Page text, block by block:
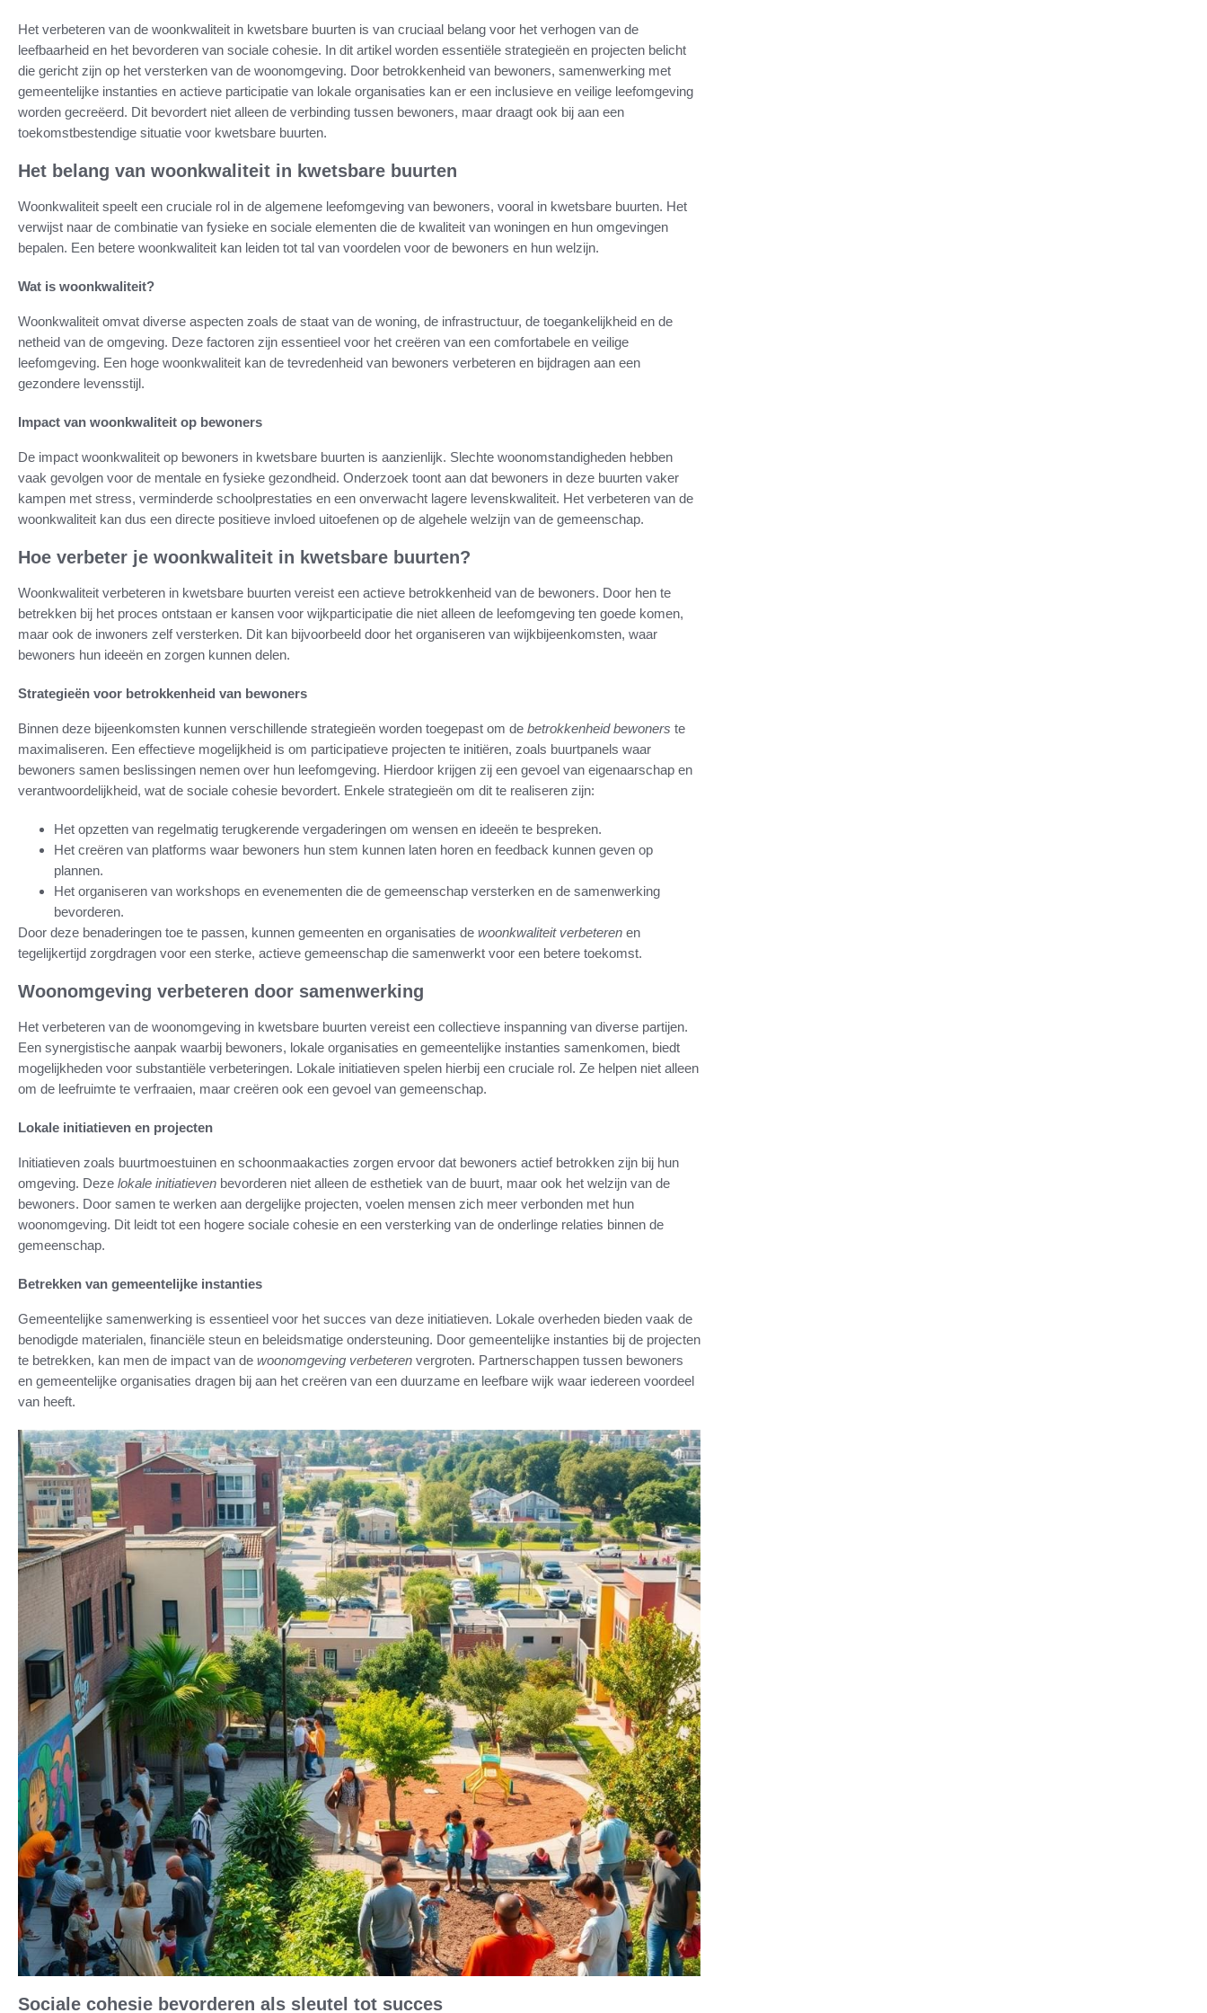
Het verbeteren van de woonkwaliteit in kwetsbare buurten is van cruciaal belang voor het verhogen van de
leefbaarheid en het bevorderen van sociale cohesie. In dit artikel worden essentiële strategieën en projecten belicht
die gericht zijn op het versterken van de woonomgeving. Door betrokkenheid van bewoners, samenwerking met
gemeentelijke instanties en actieve participatie van lokale organisaties kan er een inclusieve en veilige leefomgeving
worden gecreëerd. Dit bevordert niet alleen de verbinding tussen bewoners, maar draagt ook bij aan een
toekomstbestendige situatie voor kwetsbare buurten.
Het belang van woonkwaliteit in kwetsbare buurten
Woonkwaliteit speelt een cruciale rol in de algemene leefomgeving van bewoners, vooral in kwetsbare buurten. Het
verwijst naar de combinatie van fysieke en sociale elementen die de kwaliteit van woningen en hun omgevingen
bepalen. Een betere woonkwaliteit kan leiden tot tal van voordelen voor de bewoners en hun welzijn.
Wat is woonkwaliteit?
Woonkwaliteit omvat diverse aspecten zoals de staat van de woning, de infrastructuur, de toegankelijkheid en de
netheid van de omgeving. Deze factoren zijn essentieel voor het creëren van een comfortabele en veilige
leefomgeving. Een hoge woonkwaliteit kan de tevredenheid van bewoners verbeteren en bijdragen aan een
gezondere levensstijl.
Impact van woonkwaliteit op bewoners
De impact woonkwaliteit op bewoners in kwetsbare buurten is aanzienlijk. Slechte woonomstandigheden hebben
vaak gevolgen voor de mentale en fysieke gezondheid. Onderzoek toont aan dat bewoners in deze buurten vaker
kampen met stress, verminderde schoolprestaties en een onverwacht lagere levenskwaliteit. Het verbeteren van de
woonkwaliteit kan dus een directe positieve invloed uitoefenen op de algehele welzijn van de gemeenschap.
Hoe verbeter je woonkwaliteit in kwetsbare buurten?
Woonkwaliteit verbeteren in kwetsbare buurten vereist een actieve betrokkenheid van de bewoners. Door hen te
betrekken bij het proces ontstaan er kansen voor wijkparticipatie die niet alleen de leefomgeving ten goede komen,
maar ook de inwoners zelf versterken. Dit kan bijvoorbeeld door het organiseren van wijkbijeenkomsten, waar
bewoners hun ideeën en zorgen kunnen delen.
Strategieën voor betrokkenheid van bewoners
Binnen deze bijeenkomsten kunnen verschillende strategieën worden toegepast om de betrokkenheid bewoners te
maximaliseren. Een effectieve mogelijkheid is om participatieve projecten te initiëren, zoals buurtpanels waar
bewoners samen beslissingen nemen over hun leefomgeving. Hierdoor krijgen zij een gevoel van eigenaarschap en
verantwoordelijkheid, wat de sociale cohesie bevordert. Enkele strategieën om dit te realiseren zijn:
Het opzetten van regelmatig terugkerende vergaderingen om wensen en ideeën te bespreken.
Het creëren van platforms waar bewoners hun stem kunnen laten horen en feedback kunnen geven op
plannen.
Het organiseren van workshops en evenementen die de gemeenschap versterken en de samenwerking
bevorderen.
Door deze benaderingen toe te passen, kunnen gemeenten en organisaties de woonkwaliteit verbeteren en
tegelijkertijd zorgdragen voor een sterke, actieve gemeenschap die samenwerkt voor een betere toekomst.
Woonomgeving verbeteren door samenwerking
Het verbeteren van de woonomgeving in kwetsbare buurten vereist een collectieve inspanning van diverse partijen.
Een synergistische aanpak waarbij bewoners, lokale organisaties en gemeentelijke instanties samenkomen, biedt
mogelijkheden voor substantiële verbeteringen. Lokale initiatieven spelen hierbij een cruciale rol. Ze helpen niet alleen
om de leefruimte te verfraaien, maar creëren ook een gevoel van gemeenschap.
Lokale initiatieven en projecten
Initiatieven zoals buurtmoestuinen en schoonmaakacties zorgen ervoor dat bewoners actief betrokken zijn bij hun
omgeving. Deze lokale initiatieven bevorderen niet alleen de esthetiek van de buurt, maar ook het welzijn van de
bewoners. Door samen te werken aan dergelijke projecten, voelen mensen zich meer verbonden met hun
woonomgeving. Dit leidt tot een hogere sociale cohesie en een versterking van de onderlinge relaties binnen de
gemeenschap.
Betrekken van gemeentelijke instanties
Gemeentelijke samenwerking is essentieel voor het succes van deze initiatieven. Lokale overheden bieden vaak de
benodigde materialen, financiële steun en beleidsmatige ondersteuning. Door gemeentelijke instanties bij de projecten
te betrekken, kan men de impact van de woonomgeving verbeteren vergroten. Partnerschappen tussen bewoners
en gemeentelijke organisaties dragen bij aan het creëren van een duurzame en leefbare wijk waar iedereen voordeel
van heeft.
Sociale cohesie bevorderen als sleutel tot succes